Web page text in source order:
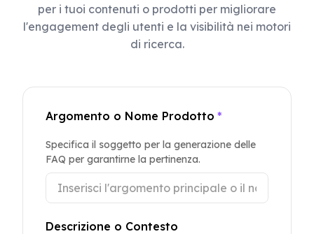
per i tuoi contenuti o prodotti per migliorare
l'engagement degli utenti e la visibilità nei motori
di ricerca.
Argomento o Nome Prodotto *
Specifica il soggetto per la generazione delle
FAQ per garantirne la pertinenza.
Descrizione o Contesto